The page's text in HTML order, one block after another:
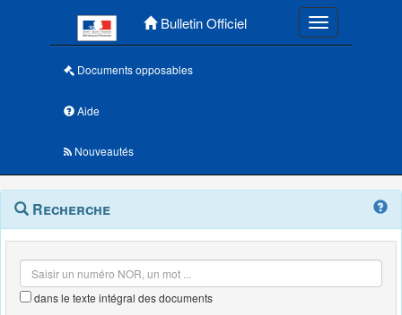
Bulletin Officiel Toggle
Documents opposables
Aide
Nouveautés
Navigation
outils
Menu
contextuel
Recherche
dans le texte intégral des documents